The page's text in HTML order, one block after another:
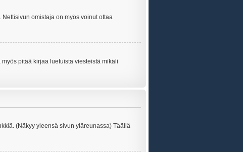
omistaja on myös voinut ottaa
pitää kirjaa luetuista viesteistä mikäli
(Näkyy yleensä sivun yläreunassa) Täällä